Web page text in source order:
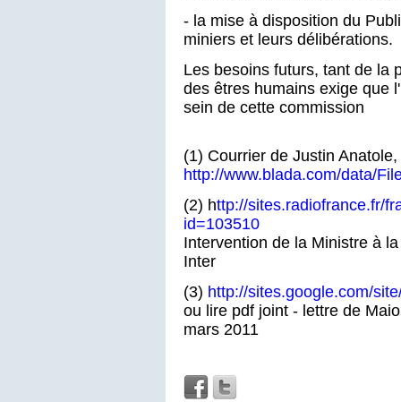
- la mise à disposition du
miniers et leurs délibérations.
Les besoins futurs, tant de la
des êtres humains exige que
sein de cette commission
(1) Courrier de Justin
http://www.blada.com/data/
(2) http://sites.radiofrance.fr/
id=103510
Intervention de la Ministre à
Inter
(3) http://sites.google.com/
ou lire pdf joint - lettre de
mars 2011